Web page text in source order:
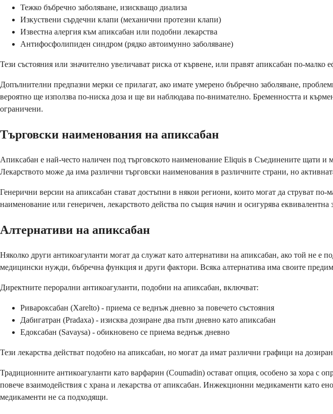
Тежко бъбречно заболяване, изискващо диализа
Изкуствени сърдечни клапи (механични протезни клапи)
Известна алергия към апиксабан или подобни лекарства
Антифосфолипиден синдром (рядко автоимунно заболяване)
Тези състояния или значително увеличават риска от кървене, или правят апиксабан по-малко
Допълнителни предпазни мерки се прилагат, ако имате умерено бъбречно заболяване,
вероятно ще използва по-ниска доза и ще ви наблюдава по-внимателно. Бременността и
ограничени.
Търговски наименования на апиксабан
Апиксабан е най-често наличен под търговското наименование Eliquis в Съединените щати и
Лекарството може да има различни търговски наименования в различните страни, но
Генерични версии на апиксабан стават достъпни в някои региони, които могат да струват
наименование или генеричен, лекарството действа по същия начин и осигурява
Алтернативи на апиксабан
Няколко други антикоагуланти могат да служат като алтернативи на апиксабан, ако той не
медицински нужди, бъбречна функция и други фактори. Всяка алтернатива има своите
Директните перорални антикоагуланти, подобни на апиксабан, включват:
Ривароксабан (Xarelto) - приема се веднъж дневно за повечето състояния
Дабигатран (Pradaxa) - изисква дозиране два пъти дневно като апиксабан
Едоксабан (Savaysa) - обикновено се приема веднъж дневно
Тези лекарства действат подобно на апиксабан, но могат да имат различни графици на
Традиционните антикоагуланти като варфарин (Coumadin) остават опция, особено за хора с
повече взаимодействия с храна и лекарства от апиксабан. Инжекционни медикаменти като
медикаменти не са подходящи.